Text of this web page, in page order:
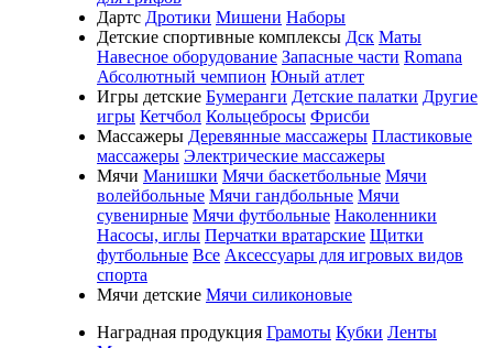
Дартс Дротики Мишени Наборы
Детские спортивные комплексы Дск Маты
Навесное оборудование Запасные части Romana
Абсолютный чемпион Юный атлет
Игры детские Бумеранги Детские палатки Другие
игры Кетчбол Кольцебросы Фрисби
Массажеры Деревянные массажеры Пластиковые
массажеры Электрические массажеры
Мячи Манишки Мячи баскетбольные Мячи
волейбольные Мячи гандбольные Мячи
сувенирные Мячи футбольные Наколенники
Насосы, иглы Перчатки вратарские Щитки
футбольные Все Аксессуары для игровых видов
спорта
Мячи детские Мячи силиконовые
Наградная продукция Грамоты Кубки Ленты